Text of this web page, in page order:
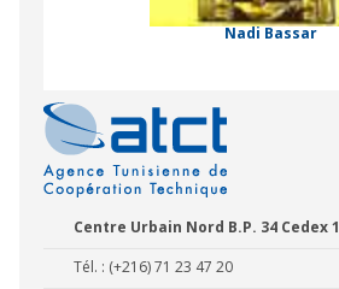
Nadi Bassar
Centre Urbain Nord B.P. 34 Cedex
Tél. : (+216) 71 23 47 20